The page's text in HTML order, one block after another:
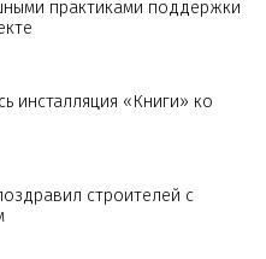
практиками поддержки
инсталляция «Книги» ко
строителей с